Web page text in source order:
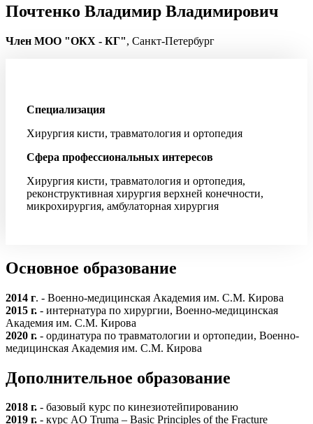
Почтенко Владимир Владимирович
Член МОО "ОКХ - КГ", Санкт-Петербург
Специализация
Хирургия кисти, травматология и ортопедия
Сфера профессиональных интересов
Хирургия кисти, травматология и ортопедия,
реконструктивная хирургия верхней конечности,
микрохирургия, амбулаторная хирургия
Основное образование
2014 г. - Военно-медицинская Академия им. С.М. Кирова
2015 г. - интернатура по хирургии, Военно-медицинская
Академия им. С.М. Кирова
2020 г. - ординатура по травматологии и ортопедии, Военно-
медицинская Академия им. С.М. Кирова
Дополнительное образование
2018 г. - базовый курс по кинезиотейпированию
2019 г. - курс AO Truma – Basic Principles of the Fracture